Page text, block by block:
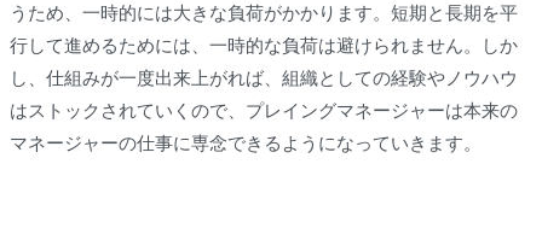
うため、一時的には大きな負荷がかかります。短期と長期を平
行して進めるためには、一時的な負荷は避けられません。しか
し、仕組みが一度出来上がれば、組織としての経験やノウハウ
はストックされていくので、プレイングマネージャーは本来の
マネージャーの仕事に専念できるようになっていきます。